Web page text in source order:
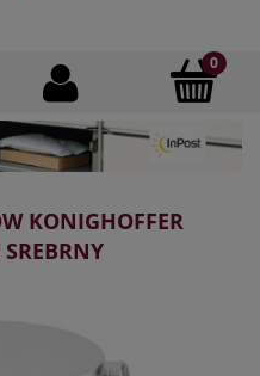
KONIGHOFFER